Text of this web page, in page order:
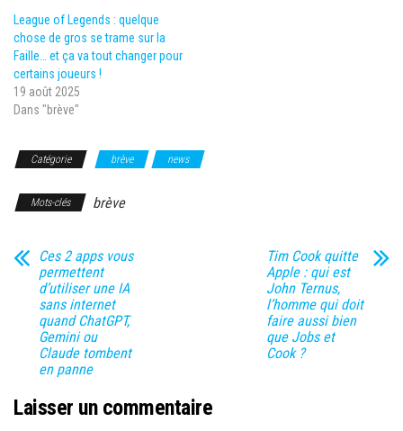
League of Legends : quelque
chose de gros se trame sur la
Faille… et ça va tout changer pour
certains joueurs !
19 août 2025
Dans "brève"
Catégorie brève news
Mots-clés brève
Ces 2 apps vous
permettent
d’utiliser une IA
sans internet
quand ChatGPT,
Gemini ou
Claude tombent
en panne
Tim Cook quitte
Apple : qui est
John Ternus,
l’homme qui doit
faire aussi bien
que Jobs et
Cook ?
Laisser un commentaire